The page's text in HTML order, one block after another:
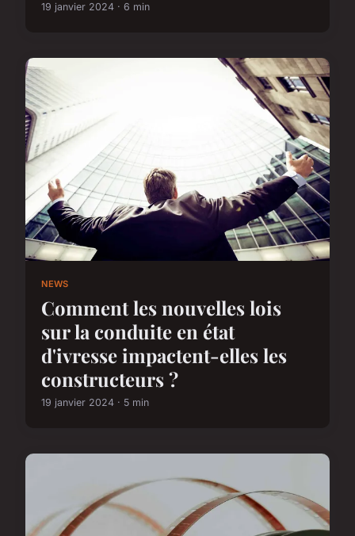
19 janvier 2024 · 6 min
NEWS
Comment les nouvelles lois
sur la conduite en état
d'ivresse impactent-elles les
constructeurs ?
19 janvier 2024 · 5 min